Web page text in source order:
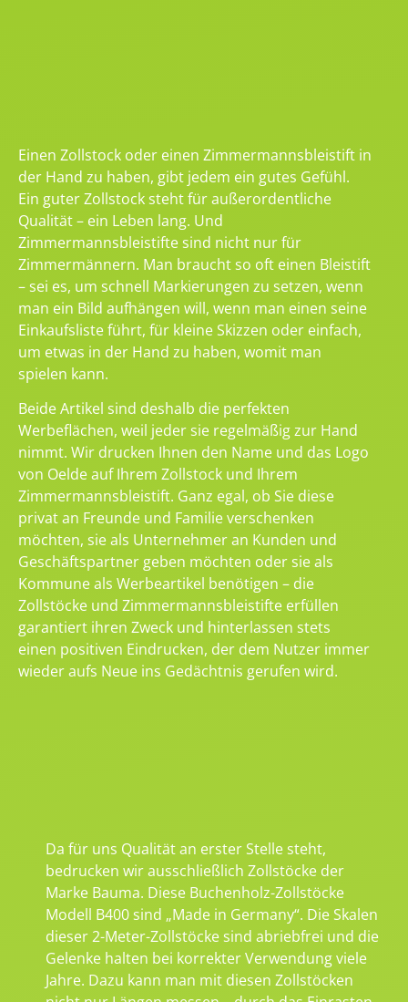
Einen Zollstock oder einen Zimmermannsbleistift in
der Hand zu haben, gibt jedem ein gutes Gefühl.
Ein guter Zollstock steht für außerordentliche
Qualität – ein Leben lang. Und
Zimmermannsbleistifte sind nicht nur für
Zimmermännern. Man braucht so oft einen Bleistift
– sei es, um schnell Markierungen zu setzen, wenn
man ein Bild aufhängen will, wenn man einen seine
Einkaufsliste führt, für kleine Skizzen oder einfach,
um etwas in der Hand zu haben, womit man
spielen kann.
Beide Artikel sind deshalb die perfekten
Werbeflächen, weil jeder sie regelmäßig zur Hand
nimmt. Wir drucken Ihnen den Name und das Logo
von Oelde auf Ihrem Zollstock und Ihrem
Zimmermannsbleistift. Ganz egal, ob Sie diese
privat an Freunde und Familie verschenken
möchten, sie als Unternehmer an Kunden und
Geschäftspartner geben möchten oder sie als
Kommune als Werbeartikel benötigen – die
Zollstöcke und Zimmermannsbleistifte erfüllen
garantiert ihren Zweck und hinterlassen stets
einen positiven Eindrucken, der dem Nutzer immer
wieder aufs Neue ins Gedächtnis gerufen wird.
Da für uns Qualität an erster Stelle steht,
bedrucken wir ausschließlich Zollstöcke der
Marke Bauma. Diese Buchenholz-Zollstöcke
Modell B400 sind „Made in Germany“. Die Skalen
dieser 2-Meter-Zollstöcke sind abriebfrei und die
Gelenke halten bei korrekter Verwendung viele
Jahre. Dazu kann man mit diesen Zollstöcken